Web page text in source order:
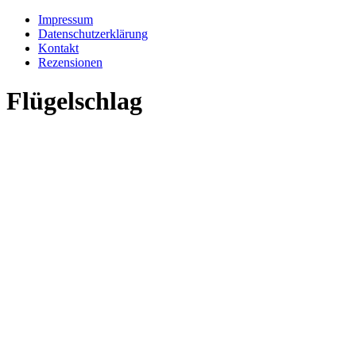
Impressum
Datenschutzerklärung
Kontakt
Rezensionen
Flügelschlag